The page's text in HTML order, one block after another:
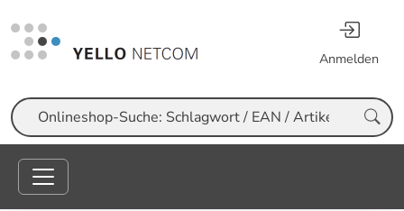
Anmelden
Suche